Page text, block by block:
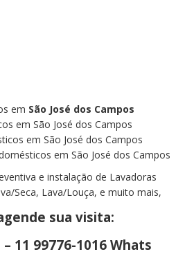
em São José dos Campos
em São José dos Campos
em São José dos Campos
em São José dos Campos
e instalação de Lavadoras
Seca, Lava/Louça, e muito mais,
sua visita:
11 99776-1016 Whats